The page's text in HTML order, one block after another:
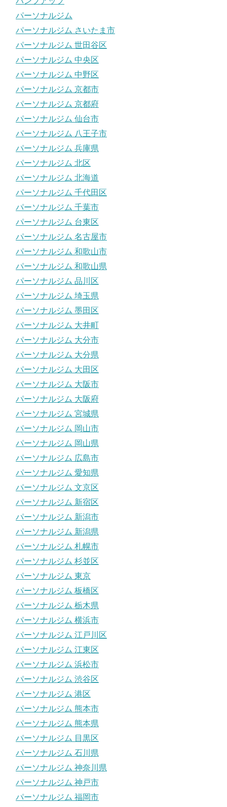
パーソナルジム
パーソナルジム さいたま市
パーソナルジム 世田谷区
パーソナルジム 中央区
パーソナルジム 中野区
パーソナルジム 京都市
パーソナルジム 京都府
パーソナルジム 仙台市
パーソナルジム 八王子市
パーソナルジム 兵庫県
パーソナルジム 北区
パーソナルジム 北海道
パーソナルジム 千代田区
パーソナルジム 千葉市
パーソナルジム 台東区
パーソナルジム 名古屋市
パーソナルジム 和歌山市
パーソナルジム 和歌山県
パーソナルジム 品川区
パーソナルジム 埼玉県
パーソナルジム 墨田区
パーソナルジム 大井町
パーソナルジム 大分市
パーソナルジム 大分県
パーソナルジム 大田区
パーソナルジム 大阪市
パーソナルジム 大阪府
パーソナルジム 宮城県
パーソナルジム 岡山市
パーソナルジム 岡山県
パーソナルジム 広島市
パーソナルジム 愛知県
パーソナルジム 文京区
パーソナルジム 新宿区
パーソナルジム 新潟市
パーソナルジム 新潟県
パーソナルジム 札幌市
パーソナルジム 杉並区
パーソナルジム 東京
パーソナルジム 板橋区
パーソナルジム 栃木県
パーソナルジム 横浜市
パーソナルジム 江戸川区
パーソナルジム 江東区
パーソナルジム 浜松市
パーソナルジム 渋谷区
パーソナルジム 港区
パーソナルジム 熊本市
パーソナルジム 熊本県
パーソナルジム 目黒区
パーソナルジム 石川県
パーソナルジム 神奈川県
パーソナルジム 神戸市
パーソナルジム 福岡市